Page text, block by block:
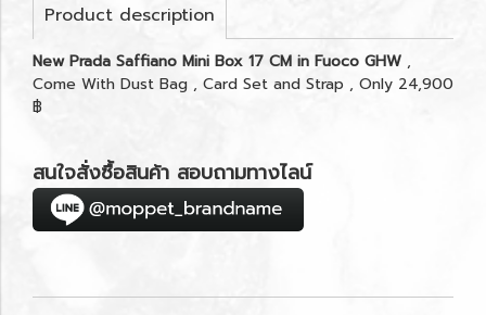
Product description
New Prada Saffiano Mini Box 17 CM in Fuoco GHW ,
Come With Dust Bag , Card Set and Strap , Only 24,900
฿
สนใจสั่งซื้อสินค้า สอบถามทางไลน์